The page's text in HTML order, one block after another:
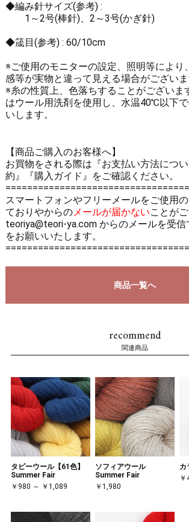
◆編み針サイズ(参考) :
1～2号(棒針)、2～3号(かぎ針)
◆筬目(参考) : 60/10cm
※ご使用のモニターの設定、照明等により
感等が実物と違って見える場合がございま
※糸の性質上、色落ちすることがございま
はウール用洗剤を使用し、水温40℃以下
いします。
【商品ご購入のお客様へ】
お買物をされる際は 『お支払い方法につい
約』
『購入ガイド』 をご確認ください。
スマートフォンやフリーメールをご使用
ておりやからのメールが届かないことが
teoriya@teori-ya.com からのメールを受
をお願いいたします。
商品一覧へ
recommend
関連商品
タピーウール【61色】
Summer Fair
￥980 ～ ￥1,089
ソフィアウール
Summer Fair
￥1,980
カ